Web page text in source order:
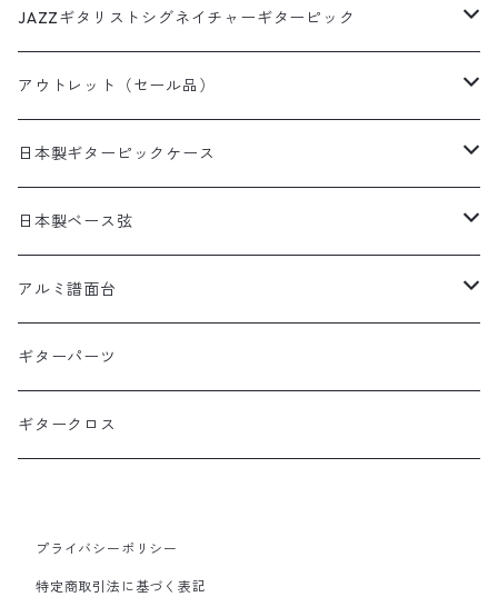
西陣織りシリーズ
ラインストーンシリーズ
プ）
抹茶ピック
フィンガーピック
犬柄ピック
猫柄ピック
ミュージシャンピック
田辺充邦シグネイチャーピック
岡安芳明シグネイチャーピック
DES-009(09-42)ピック付き
DES-309(09-42×3SET)
DES-309(09-42×3SETピック付き)
JAZZギタリストシグネイチャーギターピック
田辺充邦モデル
1.2mm×10枚パック
1.5mm×10枚パック
布川俊樹モデル
岡安芳明モデル
0.8mm×10枚パック
1.0mm×10枚パック
矢堀孝一モデル
Alan Kwanモデル
WT(ポリアセタール)1.5mm
アウトレット（セール品）
ギターストラップ
ギターペグ
日本製ギターピックケース
日本製缶ピックケース
犬缶ケース
猫缶ケース
日本製本革ピックケース
本革ピックケース黒
本革ピックケース茶
本革ピックケース赤
日本製本革ピックケース動物柄
日本製ベース弦
1SET入りベース弦
1SET入りベース弦
1SET入りベース弦ピックあり
2SET入りベース弦
2SET入りベース弦
アルミ譜面台
DMS-5000 BLACK
DMS-4000 SILVER
ギターパーツ
ギタークロス
プライバシーポリシー
特定商取引法に基づく表記